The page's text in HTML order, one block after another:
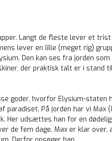
Langt de fleste lever et
lever en lille (meget rig)
Den kan ses fra jorden
der praktisk talt er i stand
goder, hvorfor Elysium-staten
paradiset. På jorden har vi Max
Her udsættes han for en
de fem dage. Max er klar over,